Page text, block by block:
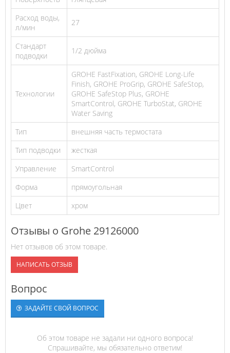
Расход воды,
л/мин
27
Стандарт
подводки
1/2 дюйма
Технологии
GROHE FastFixation, GROHE Long-Life
Finish, GROHE ProGrip, GROHE SafeStop,
GROHE SafeStop Plus, GROHE
SmartControl, GROHE TurboStat, GROHE
Water Saving
Тип
внешняя часть термостата
Тип подводки
жесткая
Управление
SmartControl
Форма
прямоугольная
Цвет
хром
Отзывы о Grohe 29126000
Нет отзывов об этом товаре.
НАПИСАТЬ ОТЗЫВ
Вопрос
ЗАДАЙТЕ СВОЙ ВОПРОС
Об этом товаре не задали ни одного вопроса!
Спрашивайте, мы обязательно ответим!